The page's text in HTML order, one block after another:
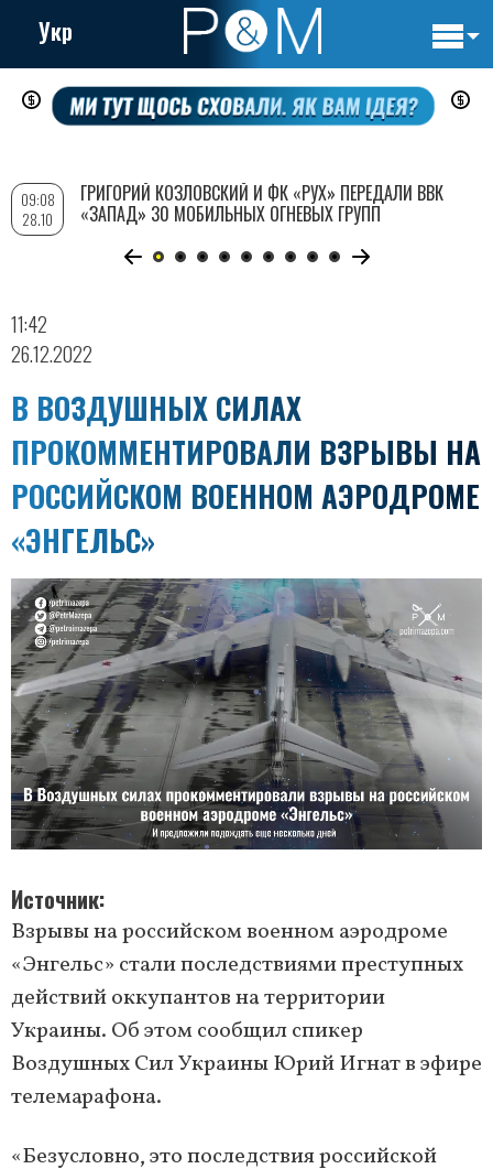
Перейти
содержанию
Укр
11:42
26.12.2022
В ВОЗДУШНЫХ СИЛАХ
ПРОКОММЕНТИРОВАЛИ ВЗРЫВЫ НА
РОССИЙСКОМ ВОЕННОМ АЭРОДРОМЕ
«ЭНГЕЛЬС»
Источник
Взрывы на российском военном аэродроме
«Энгельс» стали последствиями преступных
действий оккупантов на территории
Украины. Об этом сообщил спикер
Воздушных Сил Украины Юрий Игнат в эфире
телемарафона.
«Безусловно, это последствия российской
09:08
28.10
ГРИГОРИЙ КОЗЛОВСКИЙ И ФК «РУХ» ПЕРЕДАЛИ ВВК
«ЗАПАД» 30 МОБИЛЬНЫХ ОГНЕВЫХ ГРУПП